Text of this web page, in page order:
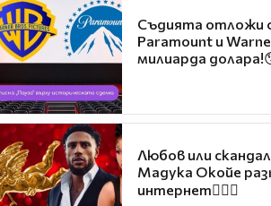
Съдията отложи
Paramount и
милиарда
Любов или
Мадука Окойе
интернет❤️‍🔥🔥